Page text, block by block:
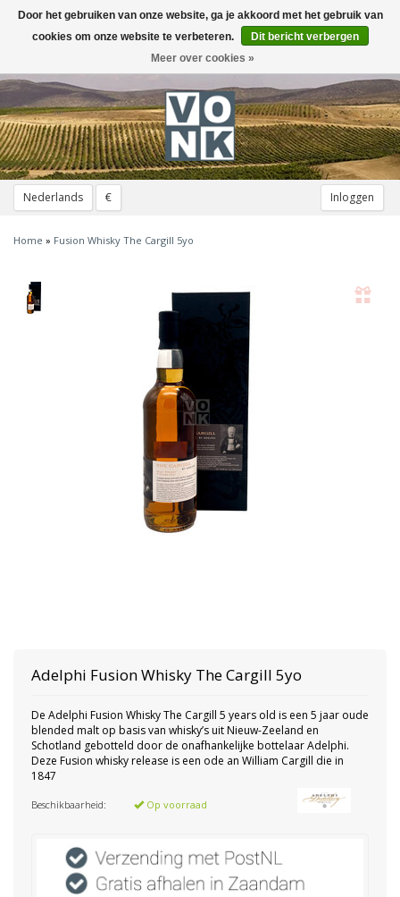
Nederlands € Inloggen
Toggle
navigation
Home » Fusion Whisky The Cargill 5yo
Adelphi Fusion Whisky The Cargill 5yo
De Adelphi Fusion Whisky The Cargill 5 years old is een 5 jaar oude
blended malt op basis van whisky’s uit Nieuw-Zeeland en
Schotland gebotteld door de onafhankelijke bottelaar Adelphi.
Deze Fusion whisky release is een ode an William Cargill die in
1847
Beschikbaarheid: Op voorraad
Door het gebruiken van onze website, ga je akkoord met het gebruik van
cookies om onze website te verbeteren.
Dit bericht verbergen
Meer over cookies »